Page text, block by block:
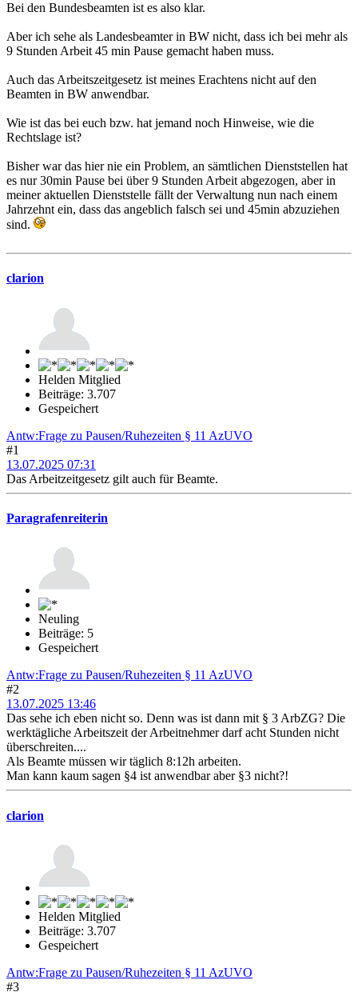
Bei den Bundesbeamten ist es also klar.
Aber ich sehe als Landesbeamter in BW nicht, dass ich bei mehr als
9 Stunden Arbeit 45 min Pause gemacht haben muss.
Auch das Arbeitszeitgesetz ist meines Erachtens nicht auf den
Beamten in BW anwendbar.
Wie ist das bei euch bzw. hat jemand noch Hinweise, wie die
Rechtslage ist?
Bisher war das hier nie ein Problem, an sämtlichen Dienststellen hat
es nur 30min Pause bei über 9 Stunden Arbeit abgezogen, aber in
meiner aktuellen Dienststelle fällt der Verwaltung nun nach einem
Jahrzehnt ein, dass das angeblich falsch sei und 45min abzuziehen
sind.
clarion
Helden Mitglied
Beiträge: 3.707
Gespeichert
Antw:Frage zu Pausen/Ruhezeiten § 11 AzUVO
#1
13.07.2025 07:31
Das Arbeitzeitgesetz gilt auch für Beamte.
Paragrafenreiterin
Neuling
Beiträge: 5
Gespeichert
Antw:Frage zu Pausen/Ruhezeiten § 11 AzUVO
#2
13.07.2025 13:46
Das sehe ich eben nicht so. Denn was ist dann mit § 3 ArbZG? Die
werktägliche Arbeitszeit der Arbeitnehmer darf acht Stunden nicht
überschreiten....
Als Beamte müssen wir täglich 8:12h arbeiten.
Man kann kaum sagen §4 ist anwendbar aber §3 nicht?!
clarion
Helden Mitglied
Beiträge: 3.707
Gespeichert
Antw:Frage zu Pausen/Ruhezeiten § 11 AzUVO
#3